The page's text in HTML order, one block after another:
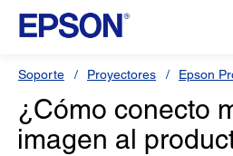
Soporte Proyectores Epson
¿Cómo conecto
imagen al